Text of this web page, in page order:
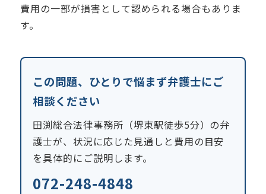
費用の一部が損害として認められる場合もありま
す。
この問題、ひとりで悩まず弁護士にご
相談ください
田渕総合法律事務所（堺東駅徒歩5分）の弁
護士が、状況に応じた見通しと費用の目安
を具体的にご説明します。
072-248-4848